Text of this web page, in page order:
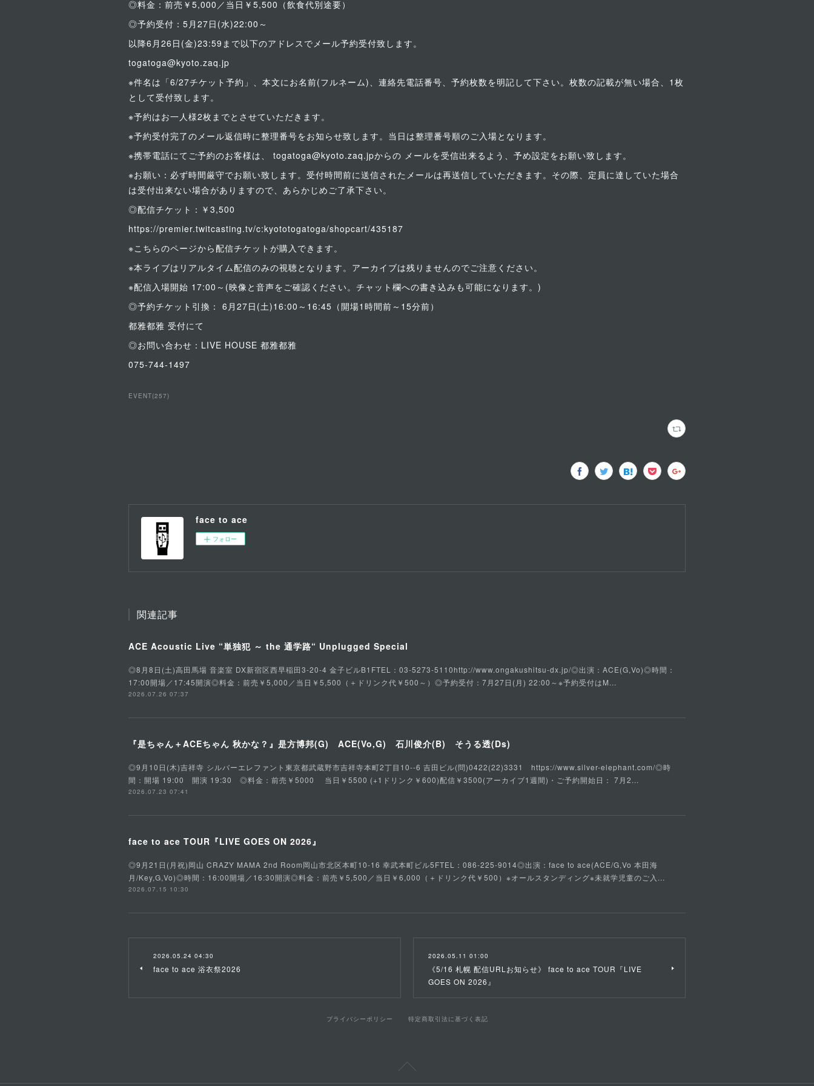
◎料金：前売￥5,000／当日￥5,500（飲食代別途要）
◎予約受付：5月27日(水)22:00～
以降6月26日(金)23:59まで以下のアドレスでメール予約受付致します。
togatoga@kyoto.zaq.jp
※件名は「6/27チケット予約」、本文にお名前(フルネーム)、連絡先電話番号、予約枚数を明記して下さい。枚数の記載が無い場合、1枚
として受付致します。
※予約はお一人様2枚までとさせていただきます。
※予約受付完了のメール返信時に整理番号をお知らせ致します。当日は整理番号順のご入場となります。
※携帯電話にてご予約のお客様は、 togatoga@kyoto.zaq.jpからの メールを受信出来るよう、予め設定をお願い致します。
※お願い：必ず時間厳守でお願い致します。受付時間前に送信されたメールは再送信していただきます。その際、定員に達していた場合
は受付出来ない場合がありますので、あらかじめご了承下さい。
◎配信チケット：￥3,500
https://premier.twitcasting.tv/c:kyototogatoga/shopcart/435187
※こちらのページから配信チケットが購入できます。
※本ライブはリアルタイム配信のみの視聴となります。アーカイブは残りませんのでご注意ください。
※配信入場開始 17:00～(映像と音声をご確認ください。チャット欄への書き込みも可能になります。)
◎予約チケット引換： 6月27日(土)16:00～16:45（開場1時間前～15分前）
都雅都雅 受付にて
◎お問い合わせ：LIVE HOUSE 都雅都雅
075-744-1497
EVENT(257)
face to ace
フォロー
関連記事
ACE Acoustic Live “単独犯 ～ the 通学路“ Unplugged Special
◎8月8日(土)高田馬場 音楽室 DX新宿区西早稲田3-20-4 金子ビルB1FTEL：03-5273-5110http://www.ongakushitsu-dx.jp/◎出演：ACE(G,Vo)◎時間：
17:00開場／17:45開演◎料金：前売￥5,000／当日￥5,500（＋ドリンク代￥500～）◎予約受付：7月27日(月) 22:00～※予約受付はM...
2026.07.26 07:37
『是ちゃん＋ACEちゃん 秋かな？』是方博邦(G) ACE(Vo,G) 石川俊介(B) そうる透(Ds)
◎9月10日(木)吉祥寺 シルバーエレファント東京都武蔵野市吉祥寺本町2丁目10--6 吉田ビル(問)0422(22)3331 https://www.silver-elephant.com/◎時
間：開場 19:00 開演 19:30 ◎料金：前売￥5000 当日￥5500 (+1ドリンク￥600)配信￥3500(アーカイブ1週間)・ご予約開始日： 7月2...
2026.07.23 07:41
face to ace TOUR『LIVE GOES ON 2026』
◎9月21日(月祝)岡山 CRAZY MAMA 2nd Room岡山市北区本町10-16 幸武本町ビル5FTEL：086-225-9014◎出演：face to ace(ACE/G,Vo 本田海
月/Key,G,Vo)◎時間：16:00開場／16:30開演◎料金：前売￥5,500／当日￥6,000（＋ドリンク代￥500）※オールスタンディング※未就学児童のご入...
2026.07.15 10:30
2026.05.24 04:30
face to ace 浴衣祭2026
2026.05.11 01:00
《5/16 札幌 配信URLお知らせ》 face to ace TOUR『LIVE
GOES ON 2026』
プライバシーポリシー 特定商取引法に基づく表記